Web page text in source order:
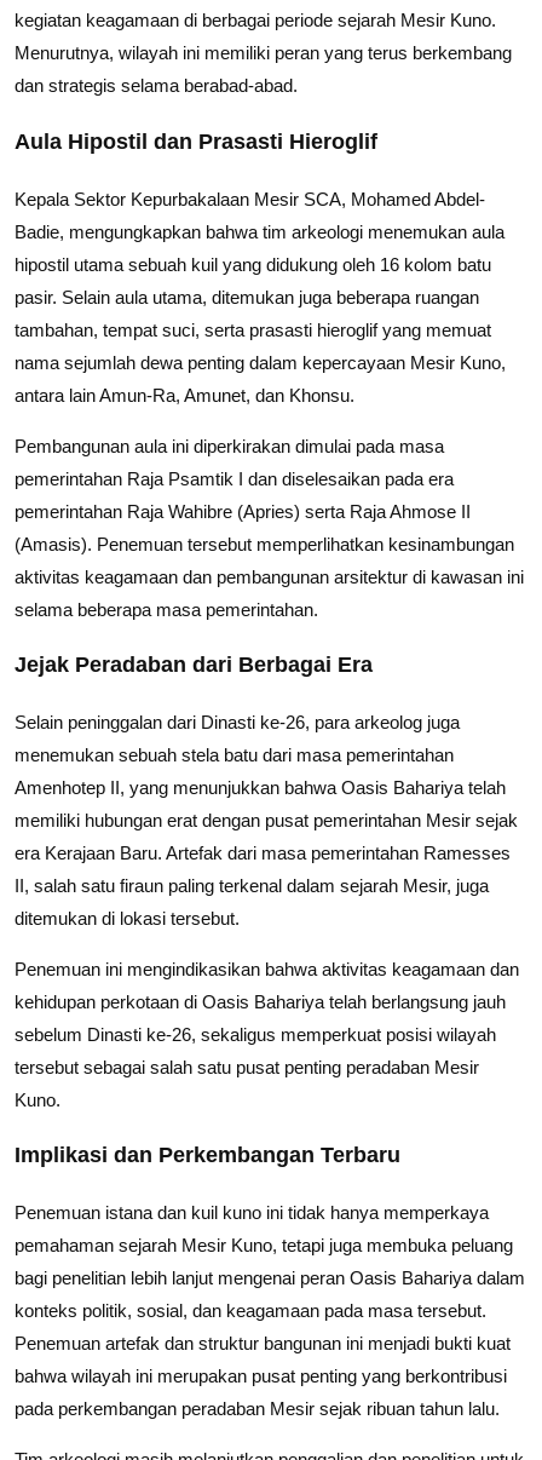
kegiatan keagamaan di berbagai periode sejarah Mesir Kuno.
Menurutnya, wilayah ini memiliki peran yang terus berkembang
dan strategis selama berabad-abad.
Aula Hipostil dan Prasasti Hieroglif
Kepala Sektor Kepurbakalaan Mesir SCA, Mohamed Abdel-
Badie, mengungkapkan bahwa tim arkeologi menemukan aula
hipostil utama sebuah kuil yang didukung oleh 16 kolom batu
pasir. Selain aula utama, ditemukan juga beberapa ruangan
tambahan, tempat suci, serta prasasti hieroglif yang memuat
nama sejumlah dewa penting dalam kepercayaan Mesir Kuno,
antara lain Amun-Ra, Amunet, dan Khonsu.
Pembangunan aula ini diperkirakan dimulai pada masa
pemerintahan Raja Psamtik I dan diselesaikan pada era
pemerintahan Raja Wahibre (Apries) serta Raja Ahmose II
(Amasis). Penemuan tersebut memperlihatkan kesinambungan
aktivitas keagamaan dan pembangunan arsitektur di kawasan ini
selama beberapa masa pemerintahan.
Jejak Peradaban dari Berbagai Era
Selain peninggalan dari Dinasti ke-26, para arkeolog juga
menemukan sebuah stela batu dari masa pemerintahan
Amenhotep II, yang menunjukkan bahwa Oasis Bahariya telah
memiliki hubungan erat dengan pusat pemerintahan Mesir sejak
era Kerajaan Baru. Artefak dari masa pemerintahan Ramesses
II, salah satu firaun paling terkenal dalam sejarah Mesir, juga
ditemukan di lokasi tersebut.
Penemuan ini mengindikasikan bahwa aktivitas keagamaan dan
kehidupan perkotaan di Oasis Bahariya telah berlangsung jauh
sebelum Dinasti ke-26, sekaligus memperkuat posisi wilayah
tersebut sebagai salah satu pusat penting peradaban Mesir
Kuno.
Implikasi dan Perkembangan Terbaru
Penemuan istana dan kuil kuno ini tidak hanya memperkaya
pemahaman sejarah Mesir Kuno, tetapi juga membuka peluang
bagi penelitian lebih lanjut mengenai peran Oasis Bahariya dalam
konteks politik, sosial, dan keagamaan pada masa tersebut.
Penemuan artefak dan struktur bangunan ini menjadi bukti kuat
bahwa wilayah ini merupakan pusat penting yang berkontribusi
pada perkembangan peradaban Mesir sejak ribuan tahun lalu.